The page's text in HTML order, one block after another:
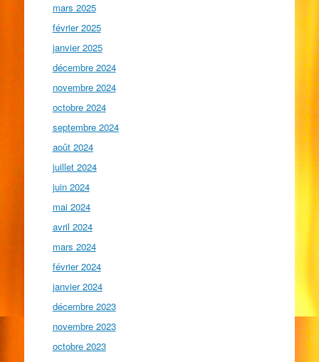
mars 2025
février 2025
janvier 2025
décembre 2024
novembre 2024
octobre 2024
septembre 2024
août 2024
juillet 2024
juin 2024
mai 2024
avril 2024
mars 2024
février 2024
janvier 2024
décembre 2023
novembre 2023
octobre 2023